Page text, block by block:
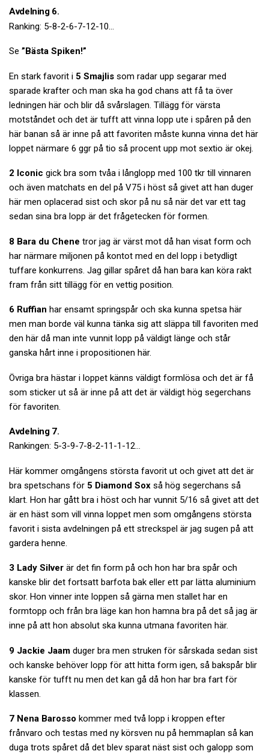
Avdelning 6.
Ranking: 5-8-2-6-7-12-10…
Se ”Bästa Spiken!”
En stark favorit i 5 Smajlis som radar upp segarar med
sparade krafter och man ska ha god chans att få ta över
ledningen här och blir då svårslagen. Tillägg för värsta
motståndet och det är tufft att vinna lopp ute i spåren på den
här banan så är inne på att favoriten måste kunna vinna det här
loppet närmare 6 ggr på tio så procent upp mot sextio är okej.
2 Iconic gick bra som tvåa i långlopp med 100 tkr till vinnaren
och även matchats en del på V75 i höst så givet att han duger
här men oplacerad sist och skor på nu så när det var ett tag
sedan sina bra lopp är det frågetecken för formen.
8 Bara du Chene tror jag är värst mot då han visat form och
har närmare miljonen på kontot med en del lopp i betydligt
tuffare konkurrens. Jag gillar spåret då han bara kan köra rakt
fram från sitt tillägg för en vettig position.
6 Ruffian har ensamt springspår och ska kunna spetsa här
men man borde väl kunna tänka sig att släppa till favoriten med
den här då man inte vunnit lopp på väldigt länge och står
ganska hårt inne i propositionen här.
Övriga bra hästar i loppet känns väldigt formlösa och det är få
som sticker ut så är inne på att det är väldigt hög segerchans
för favoriten.
Avdelning 7.
Rankingen: 5-3-9-7-8-2-11-1-12…
Här kommer omgångens största favorit ut och givet att det är
bra spetschans för 5 Diamond Sox så hög segerchans så
klart. Hon har gått bra i höst och har vunnit 5/16 så givet att det
är en häst som vill vinna loppet men som omgångens största
favorit i sista avdelningen på ett streckspel är jag sugen på att
gardera henne.
3 Lady Silver är det fin form på och hon har bra spår och
kanske blir det fortsatt barfota bak eller ett par lätta aluminium
skor. Hon vinner inte loppen så gärna men stallet har en
formtopp och från bra läge kan hon hamna bra på det så jag är
inne på att hon absolut ska kunna utmana favoriten här.
9 Jackie Jaam duger bra men struken för sårskada sedan sist
och kanske behöver lopp för att hitta form igen, så bakspår blir
kanske för tufft nu men det kan gå då hon har bra fart för
klassen.
7 Nena Barosso kommer med två lopp i kroppen efter
frånvaro och testas med ny körsven nu på hemmaplan så kan
duga trots spåret då det blev sparat näst sist och galopp som